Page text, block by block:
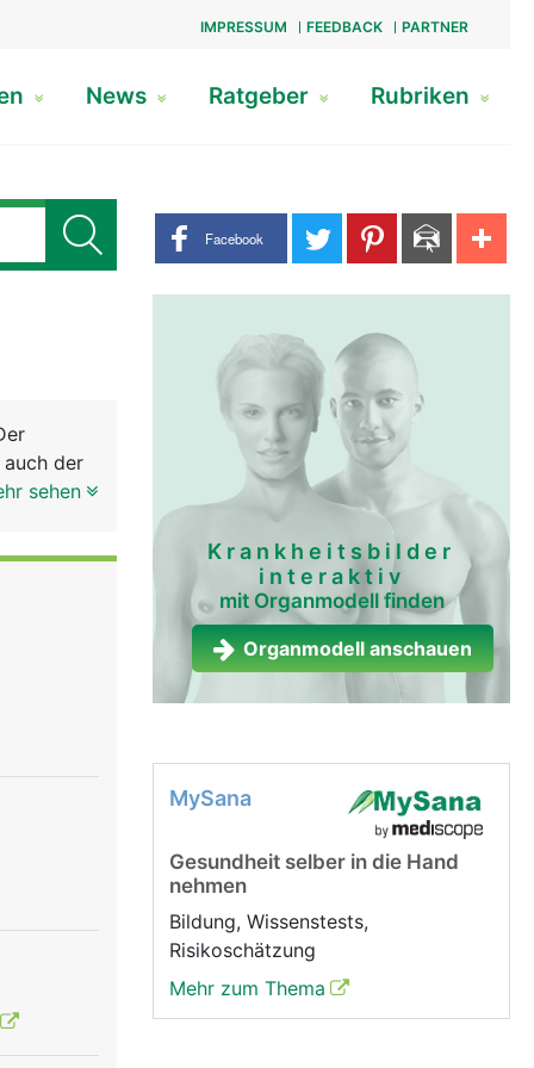
IMPRESSUM FEEDBACK PARTNER
News Ratgeber Rubriken
Share buttons
Facebook
der
sehen
Krankheitsbilder
interaktiv
mit Organmodell finden
Organmodell anschauen
MySana
Gesundheit selber in die Hand
nehmen
Bildung, Wissenstests,
Risikoschätzung
Mehr zum Thema